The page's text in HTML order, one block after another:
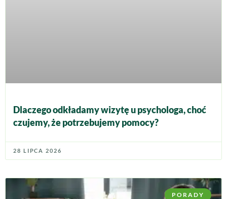
Dlaczego odkładamy wizytę u psychologa, choć
czujemy, że potrzebujemy pomocy?
28 LIPCA 2026
PORADY